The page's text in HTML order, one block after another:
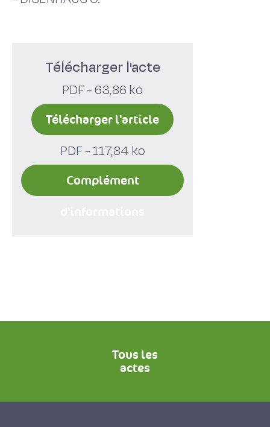
Télécharger l'acte
PDF - 63,86 ko
Télécharger l'article
PDF - 117,84 ko
Complément
Tous les
actes